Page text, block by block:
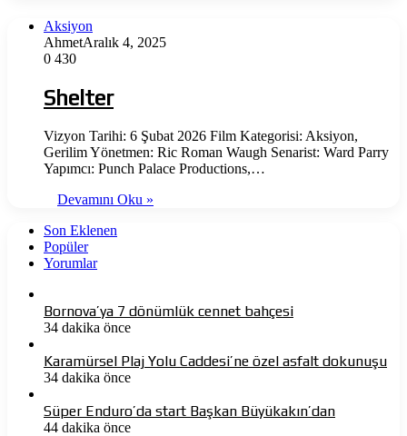
Aksiyon
AhmetAralık 4, 2025
0 430
Shelter
Vizyon Tarihi: 6 Şubat 2026 Film Kategorisi: Aksiyon,
Gerilim Yönetmen: Ric Roman Waugh Senarist: Ward Parry
Yapımcı: Punch Palace Productions,…
Devamını Oku »
Son Eklenen
Popüler
Yorumlar
Bornova’ya 7 dönümlük cennet bahçesi
34 dakika önce
Karamürsel Plaj Yolu Caddesi’ne özel asfalt dokunuşu
34 dakika önce
Süper Enduro’da start Başkan Büyükakın’dan
44 dakika önce